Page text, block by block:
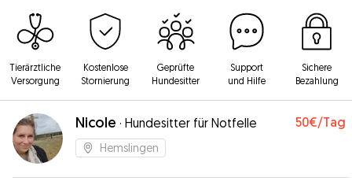
Tierärztliche
Versorgung
Kostenlose
Stornierung
Geprüfte
Hundesitter
Support
und Hilfe
Sichere
Bezahlung
Nicole · Hundesitter für Notfelle 50€/Tag
Hemslingen